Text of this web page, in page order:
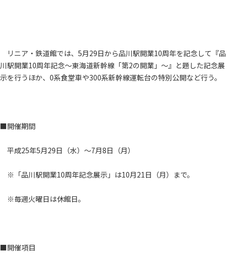
リニア・鉄道館では、5月29日から品川駅開業10周年を記念して『品
川駅開業10周年記念～東海道新幹線「第2の開業」～』と題した記念展
示を行うほか、0系食堂車や300系新幹線運転台の特別公開など行う。
■開催期間
平成25年5月29日（水）～7月8日（月）
※「品川駅開業10周年記念展示」は10月21日（月）まで。
※毎週火曜日は休館日。
■開催項目